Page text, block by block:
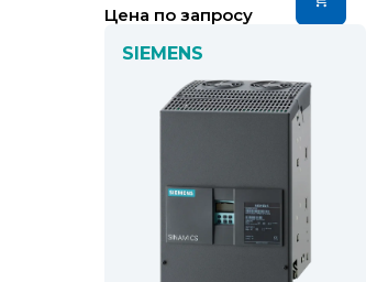
Цена по запросу
SIEMENS